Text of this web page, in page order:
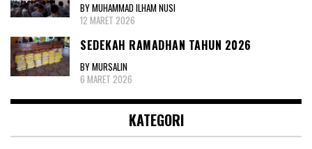
BY MUHAMMAD ILHAM NUSI
12 MARET 2026
SEDEKAH RAMADHAN TAHUN 2026
BY MURSALIN
6 MARET 2026
KATEGORI